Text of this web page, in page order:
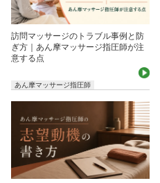
訪問マッサージのトラブル事例と防
ぎ方｜あん摩マッサージ指圧師が注
意する点
あん摩マッサージ指圧師